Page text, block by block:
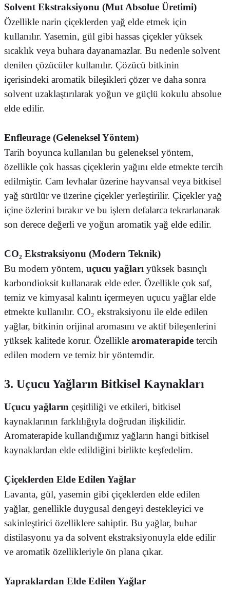
Solvent Ekstraksiyonu (Mut Absolue Üretimi)
Özellikle narin çiçeklerden yağ elde etmek için
kullanılır. Yasemin, gül gibi hassas çiçekler yüksek
sıcaklık veya buhara dayanamazlar. Bu nedenle solvent
denilen çözücüler kullanılır. Çözücü bitkinin
içerisindeki aromatik bileşikleri çözer ve daha sonra
solvent uzaklaştırılarak yoğun ve güçlü kokulu absolue
elde edilir.
Enfleurage (Geleneksel Yöntem)
Tarih boyunca kullanılan bu geleneksel yöntem,
özellikle çok hassas çiçeklerin yağını elde etmekte tercih
edilmiştir. Cam levhalar üzerine hayvansal veya bitkisel
yağ sürülür ve üzerine çiçekler yerleştirilir. Çiçekler yağ
içine özlerini bırakır ve bu işlem defalarca tekrarlanarak
son derece değerli ve yoğun aromatik yağ elde edilir.
CO₂ Ekstraksiyonu (Modern Teknik)
Bu modern yöntem, uçucu yağları yüksek basınçlı
karbondioksit kullanarak elde eder. Özellikle çok saf,
temiz ve kimyasal kalıntı içermeyen uçucu yağlar elde
etmekte kullanılır. CO₂ ekstraksiyonu ile elde edilen
yağlar, bitkinin orijinal aromasını ve aktif bileşenlerini
yüksek kalitede korur. Özellikle aromaterapide tercih
edilen modern ve temiz bir yöntemdir.
3. Uçucu Yağların Bitkisel Kaynakları
Uçucu yağların çeşitliliği ve etkileri, bitkisel
kaynaklarının farklılığıyla doğrudan ilişkilidir.
Aromaterapide kullandığımız yağların hangi bitkisel
kaynaklardan elde edildiğini birlikte keşfedelim.
Çiçeklerden Elde Edilen Yağlar
Lavanta, gül, yasemin gibi çiçeklerden elde edilen
yağlar, genellikle duygusal dengeyi destekleyici ve
sakinleştirici özelliklere sahiptir. Bu yağlar, buhar
distilasyonu ya da solvent ekstraksiyonuyla elde edilir
ve aromatik özellikleriyle ön plana çıkar.
Yapraklardan Elde Edilen Yağlar